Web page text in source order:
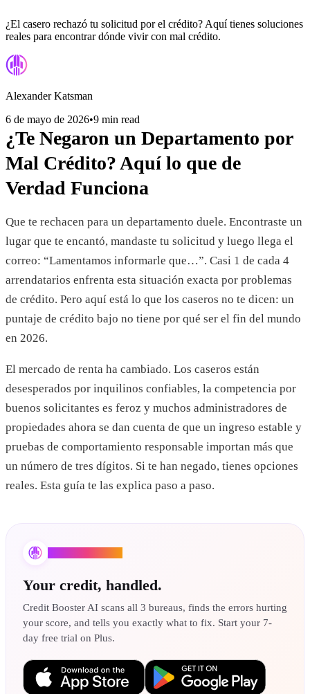
¿El casero rechazó tu solicitud por el crédito? Aquí tienes soluciones
reales para encontrar dónde vivir con mal crédito.
Alexander Katsman
6 de mayo de 2026•9 min read
¿Te Negaron un Departamento por
Mal Crédito? Aquí lo que de
Verdad Funciona
Que te rechacen para un departamento duele. Encontraste un
lugar que te encantó, mandaste tu solicitud y luego llega el
correo: “Lamentamos informarle que…”. Casi 1 de cada 4
arrendatarios enfrenta esta situación exacta por problemas
de crédito. Pero aquí está lo que los caseros no te dicen: un
puntaje de crédito bajo no tiene por qué ser el fin del mundo
en 2026.
El mercado de renta ha cambiado. Los caseros están
desesperados por inquilinos confiables, la competencia por
buenos solicitantes es feroz y muchos administradores de
propiedades ahora se dan cuenta de que un ingreso estable y
pruebas de comportamiento responsable importan más que
un número de tres dígitos. Si te han negado, tienes opciones
reales. Esta guía te las explica paso a paso.
Your credit, handled.
Credit Booster AI scans all 3 bureaus, finds the errors hurting
your score, and tells you exactly what to fix. Start your 7-
day free trial on Plus.